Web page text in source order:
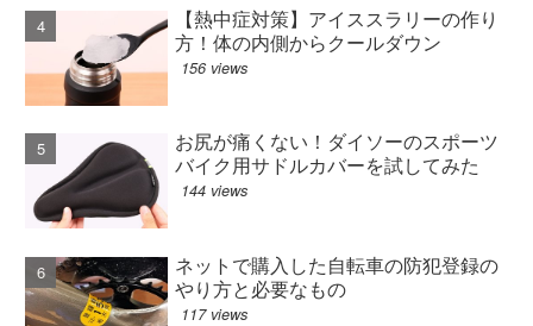
【熱中症対策】アイススラリーの作り
方！体の内側からクールダウン
156 views
お尻が痛くない！ダイソーのスポーツ
バイク用サドルカバーを試してみた
144 views
ネットで購入した自転車の防犯登録の
やり方と必要なもの
117 views